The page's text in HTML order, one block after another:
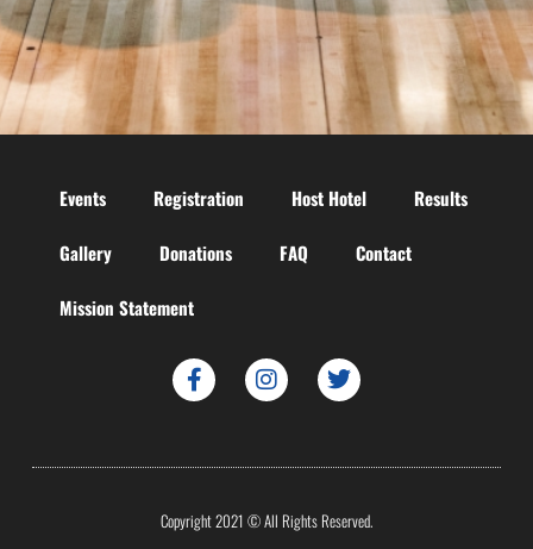
Events Registration Host Hotel Results
Gallery Donations FAQ Contact
Mission Statement
Copyright 2021 © All Rights Reserved.